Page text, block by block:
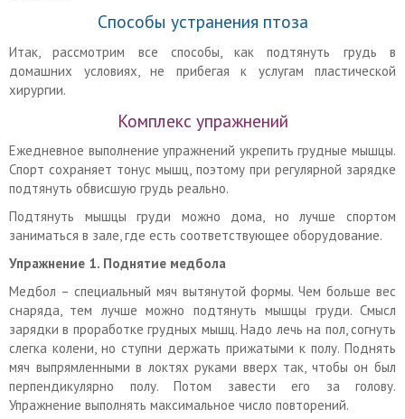
Способы устранения птоза
Итак, рассмотрим все способы, как подтянуть грудь в
домашних условиях, не прибегая к услугам пластической
хирургии.
Комплекс упражнений
Ежедневное выполнение упражнений укрепить грудные мышцы.
Спорт сохраняет тонус мышц, поэтому при регулярной зарядке
подтянуть обвисшую грудь реально.
Подтянуть мышцы груди можно дома, но лучше спортом
заниматься в зале, где есть соответствующее оборудование.
Упражнение 1. Поднятие медбола
Медбол – специальный мяч вытянутой формы. Чем больше вес
снаряда, тем лучше можно подтянуть мышцы груди. Смысл
зарядки в проработке грудных мышц. Надо лечь на пол, согнуть
слегка колени, но ступни держать прижатыми к полу. Поднять
мяч выпрямленными в локтях руками вверх так, чтобы он был
перпендикулярно полу. Потом завести его за голову.
Упражнение выполнять максимальное число повторений.